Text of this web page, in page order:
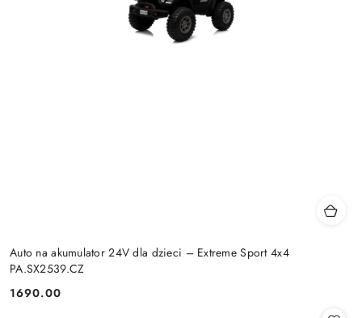
Auto na akumulator 24V dla dzieci – Extreme Sport 4x4
PA.SX2539.CZ
Cena:
1690.00